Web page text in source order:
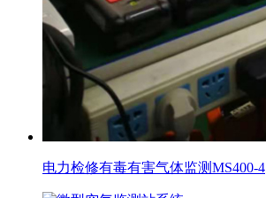
电力检修有毒有害气体监测MS400-4